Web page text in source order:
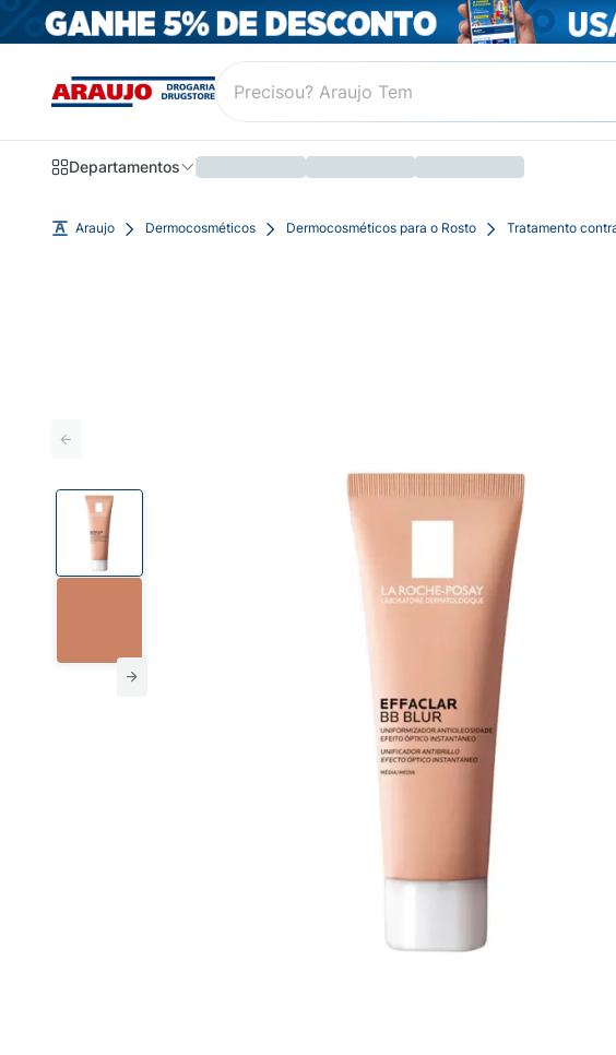
Departamentos
Araujo Dermocosméticos Dermocosméticos para o Rosto Tratamento